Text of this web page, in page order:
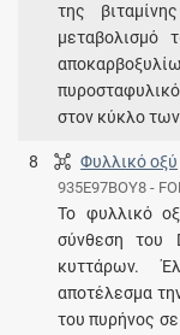
της
μεταβολισμό
στον κύκλο
8 Φυλλικό οξύ
935E97BOY8 -
Το φυλλικό
σύνθεση του
κυττάρων.
αποτέλεσμα
του πυρήνος